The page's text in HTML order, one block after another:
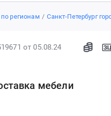
регионам Санкт-Петербург
от 05.08.24
мебели